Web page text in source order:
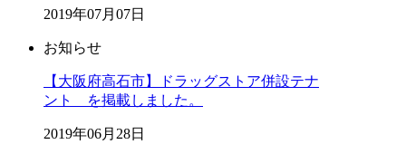
2019年07月07日
お知らせ
【大阪府高石市】ドラッグストア併設テナ
ント を掲載しました。
2019年06月28日